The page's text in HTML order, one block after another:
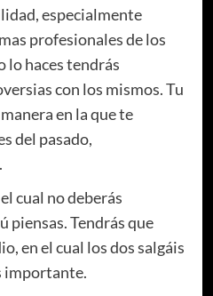
especialmente
profesionales de los
lo haces tendrás
con los mismos. Tu
en la que te
del pasado,
cual no deberás
piensas. Tendrás que
en el cual los dos salgáis
importante.